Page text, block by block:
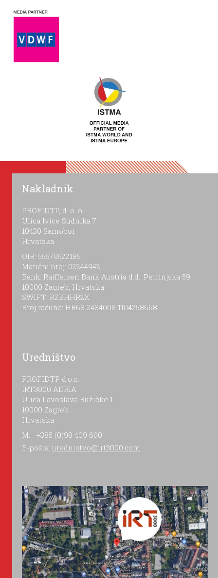
Nakladnik
PROFIDTP, d. o. o.
Ulica Ivice Sudnika 7
10430 Samobor
Hrvatska
OIB: 55579522185
Matični broj: 02244942
Bank: Raiffeisen Bank Austria d.d., Petrinjska 59,
10000 Zagreb, Hrvatska
SWIFT: RZBHHR2X
Broj računa: HR68 2484008 1104258668
Uredništvo
PROFIDTP d.o.o.
IRT3000 ADRIA
Ulica Lavoslava Ružičke 1
10000 Zagreb
Hrvatska
M: +385 (0)98 409 690
E-pošta: urednistvo@irt3000.com